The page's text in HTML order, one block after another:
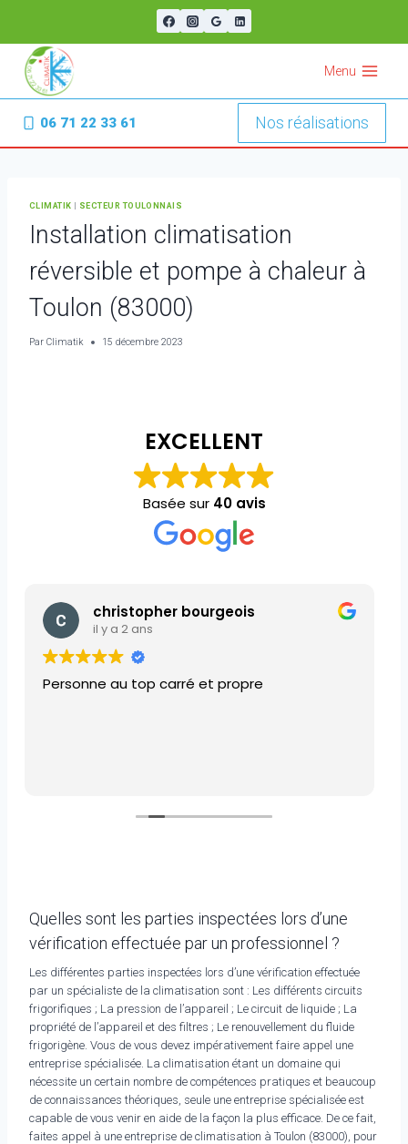
contenu
Menu
06 71 22 33 61 Nos réalisations
CLIMATIK SECTEUR TOULONNAIS
Installation climatisation
réversible et pompe à chaleur à
Toulon (83000)
Par Climatik 15 décembre 2023
EXCELLENT
Basée sur 40 avis
SERGE “SERGE”
il y a 2 ans
Intervention rapide et efficace
Quelles sont les parties inspectées lors d’une
vérification effectuée par un professionnel ?
Les différentes parties inspectées lors d’une vérification effectuée
par un spécialiste de la climatisation sont : Les différents circuits
frigorifiques ; La pression de l’appareil ; Le circuit de liquide ; La
propriété de l’appareil et des filtres ; Le renouvellement du fluide
frigorigène. Vous de vous devez impérativement faire appel une
entreprise spécialisée. La climatisation étant un domaine qui
nécessite un certain nombre de compétences pratiques et beaucoup
de connaissances théoriques, seule une entreprise spécialisée est
capable de vous venir en aide de la façon la plus efficace. De ce fait,
faites appel à une entreprise de climatisation à Toulon (83000), pour